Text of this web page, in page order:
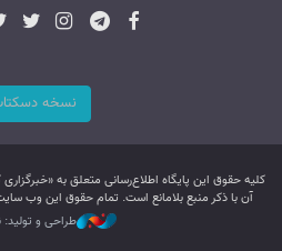
نسخه
کليه حقوق اين پایگاه اطلاع‌رسانی متعلق به
آن با ذکر منبع بلامانع است. تمام حقوق این وب
طراحی و تولید: